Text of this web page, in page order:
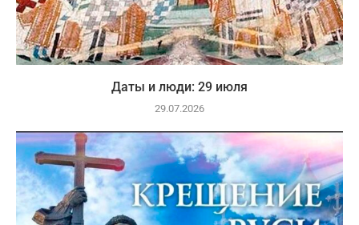
Даты и люди: 29 июля
29.07.2026